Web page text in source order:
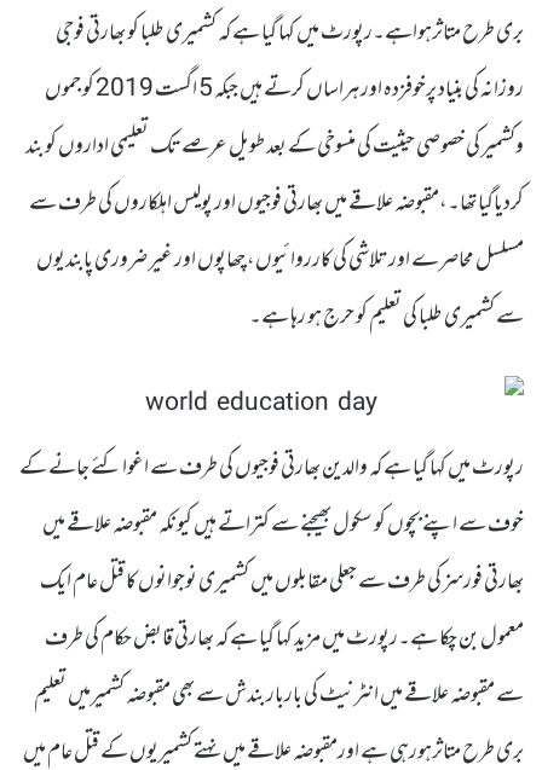
بری طرح متاثرہواہے۔رپورٹ میں کہا گیا ہے کہ کشمیری طلبا کو بھارتی فوجی
روزانہ کی بنیاد پرخوفزدہ اور ہراساں کرتے ہیں جبکہ 5 اگست 2019 کو جموں
وکشمیر کی خصوصی حیثیت کی منسوخی کے بعد طویل عرصے تک تعلیمی اداروں کو بند
کردیاگیا تھا۔،مقبوضہ علاقے میں بھارتی فوجیوں اور پولیس اہلکاروں کی طرف سے
مسلسل محاصرے اور تلاشی کی کارروائیوں، چھاپوں اور غیر ضروری پابندیوں
سے کشمیری طلبا کی تعلیم کو حرج ہو رہا ہے۔
رپورٹ میں کہا گیا ہے کہ والدین بھارتی فوجیوں کی طرف سے اغوا کئے جانے کے
خوف سے اپنے بچوں کو سکول بھیجنے سے کتراتے ہیں کیونکہ مقبوضہ علاقے میں
بھارتی فورسز کی طرف سے جعلی مقابلوں میں کشمیری نوجوانوں کا قتل عام ایک
معمول بن چکا ہے۔رپورٹ میں مزید کہا گیا ہے کہ بھارتی قابض حکام کی طرف
سے مقبوضہ علاقے میں انٹرنیٹ کی باربار بندش سے بھی مقبوضہ کشمیرمیں تعلیم
بری طرح متاثرہورہی ہے اورمقبوضہ علاقے میں نہتے کشمیریوں کے قتل عام میں